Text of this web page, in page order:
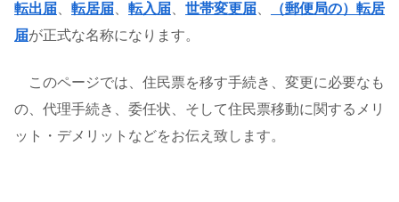
転出届
転居届 転入届 世帯変更届
（郵便局の）転居
届が正式な名称になります。
このページでは、住民票を移す手続き、変更に必要なも
の、代理手続き、委任状、そして住民票移動に関するメリ
ット・デメリットなどをお伝え致します。